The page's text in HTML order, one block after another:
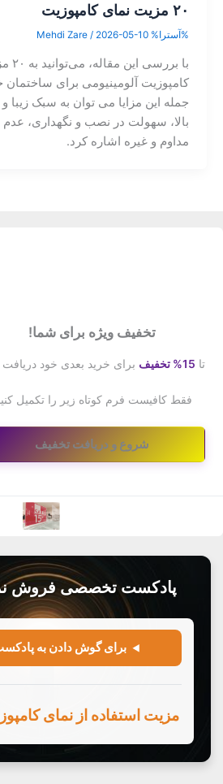
۲۰ مزیت نمای کامپوزیت
%آسترا% Mehdi Zare/ 2026-05-10
با
کامپوزیت آلومینیومی برای ساختمان
جمله این مزایا می توان به سبک زیبا
بالا، سهولت در نصب و نگهداری، عدم
مداوم و غیره اشاره کرد.